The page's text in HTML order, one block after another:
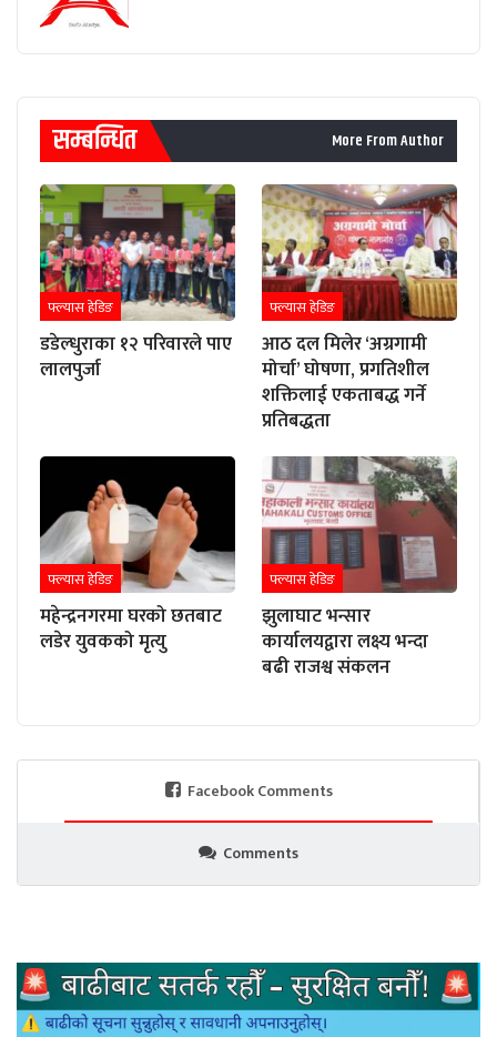
सम्बन्धित More From Author
फ्ल्यास हेडिङ
डडेल्धुराका १२ परिवारले पाए
लालपुर्जा
फ्ल्यास हेडिङ
आठ दल मिलेर ‘अग्रगामी
मोर्चा’ घोषणा, प्रगतिशील
शक्तिलाई एकताबद्ध गर्ने
प्रतिबद्धता
फ्ल्यास हेडिङ
महेन्द्रनगरमा घरको छतबाट
लडेर युवकको मृत्यु
फ्ल्यास हेडिङ
झुलाघाट भन्सार
कार्यालयद्वारा लक्ष्य भन्दा
बढी राजश्व संकलन
Facebook Comments
Comments